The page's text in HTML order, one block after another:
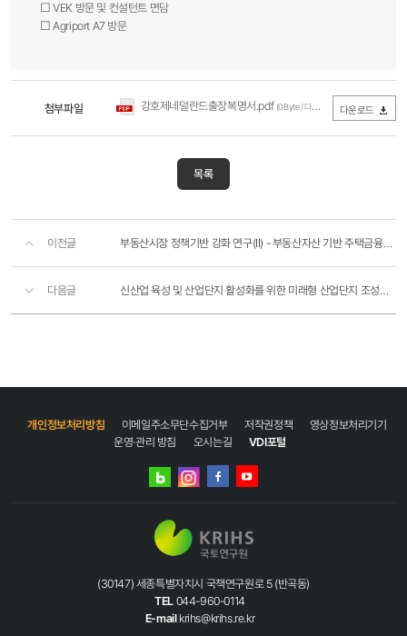
☐ VEK 방문 및 컨설턴트 면담
☐ Agriport A7 방문
첨부파일 강호제네덜란드출장복명서.pdf (0Byte / 다운로드 922회) 다운로드
목록
이전글 부동산시장 정책기반 강화 연구(II) - 부동산자산 기반 주택금융상품의 다양성 제고방안 연구
다음글 신산업 육성 및 산업단지 활성화를 위한 미래형 산업단지 조성기술 개발(2차년도)
개인정보처리방침 이메일주소무단수집거부 저작권정책
영상정보처리기기
운영·관리 방침
오시는길 VDI포털
네이버
인스타그램
(30147) 세종특별자치시 국책연구원로 5 (반곡동)
TEL 044-960-0114
E-mail krihs@krihs.re.kr